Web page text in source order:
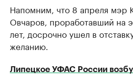
Напомним, что 8 апреля мэр
Овчаров, проработавший на
лет, досрочно ушел в
желанию.
Липецкое УФАС России